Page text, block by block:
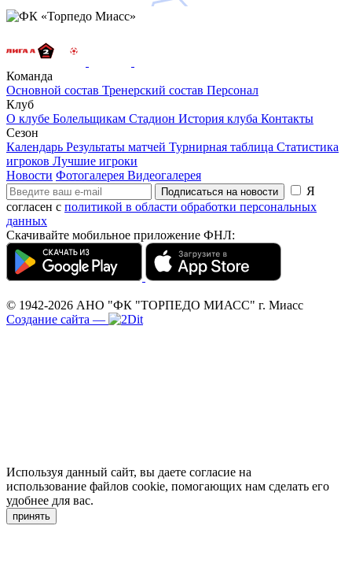
Команда
Основной состав Тренерский состав Персонал
Клуб
О клубе Болельщикам Стадион История клуба Контакты
Сезон
Календарь Результаты матчей Турнирная таблица Статистика
игроков Лучшие игроки
Новости Фотогалерея Видеогалерея
Подписаться на новости
Я
согласен с политикой в области обработки персональных
данных
Скачивайте мобильное приложение ФНЛ:
© 1942-2026 АНО "ФК "ТОРПЕДО МИАСС" г. Миасс
Создание сайта —
Используя данный сайт, вы даете согласие на
использование файлов cookie, помогающих нам сделать его
удобнее для вас.
принять